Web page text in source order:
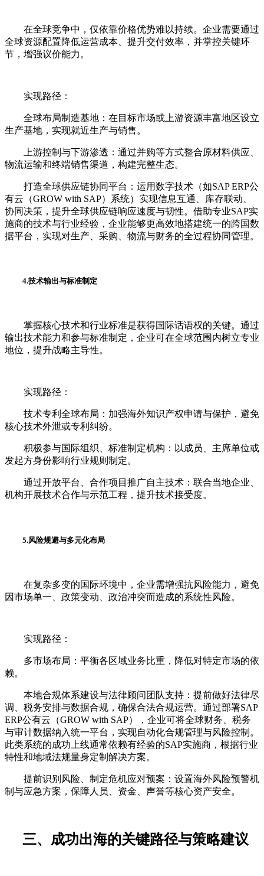
在全球竞争中，仅依靠价格优势难以持续。企业需要通过
全球资源配置降低运营成本、提升交付效率，并掌控关键环
节，增强议价能力。
实现路径：
全球布局制造基地：在目标市场或上游资源丰富地区设立
生产基地，实现就近生产与销售。
上游控制与下游渗透：通过并购等方式整合原材料供应、
物流运输和终端销售渠道，构建完整生态。
打造全球供应链协同平台：运用数字技术（如SAP ERP公
有云（GROW with SAP）系统）实现信息互通、库存联动、
协同决策，提升全球供应链响应速度与韧性。借助专业SAP实
施商的技术与行业经验，企业能够更高效地搭建统一的跨国数
据平台，实现对生产、采购、物流与财务的全过程协同管理。
4.技术输出与标准制定
掌握核心技术和行业标准是获得国际话语权的关键。通过
输出技术能力和参与标准制定，企业可在全球范围内树立专业
地位，提升战略主导性。
实现路径：
技术专利全球布局：加强海外知识产权申请与保护，避免
核心技术外泄或专利纠纷。
积极参与国际组织、标准制定机构：以成员、主席单位或
发起方身份影响行业规则制定。
通过开放平台、合作项目推广自主技术：联合当地企业、
机构开展技术合作与示范工程，提升技术接受度。
5.风险规避与多元化布局
在复杂多变的国际环境中，企业需增强抗风险能力，避免
因市场单一、政策变动、政治冲突而造成的系统性风险。
实现路径：
多市场布局：平衡各区域业务比重，降低对特定市场的依
赖。
本地合规体系建设与法律顾问团队支持：提前做好法律尽
调、税务安排与数据合规，确保合法合规运营。通过部署SAP
ERP公有云（GROW with SAP），企业可将全球财务、税务
与审计数据纳入统一平台，实现自动化合规管理与风险控制。
此类系统的成功上线通常依赖有经验的SAP实施商，根据行业
特性和地域法规量身定制解决方案。
提前识别风险、制定危机应对预案：设置海外风险预警机
制与应急方案，保障人员、资金、声誉等核心资产安全。
三、成功出海的关键路径与策略建议